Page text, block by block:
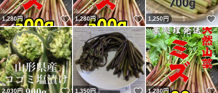
1,280円 いいね！
1,280円 いいね！
1,250円
2,030円 1,350円 1,280円